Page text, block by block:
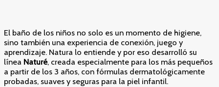
de
los
Niños
cantidad
El baño de los niños no solo es un momento de higiene,
sino también una experiencia de conexión, juego y
aprendizaje. Natura lo entiende y por eso desarrolló su
línea Naturé, creada especialmente para los más pequeños
a partir de los 3 años, con fórmulas dermatológicamente
probadas, suaves y seguras para la piel infantil.